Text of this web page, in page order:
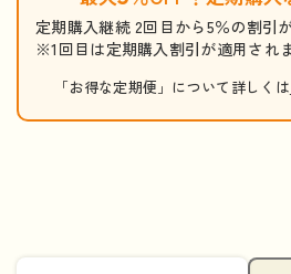
定期購入継続 2回目から5％の割引
※1回目は定期購入割引が適用され
「お得な定期便」について詳しくは